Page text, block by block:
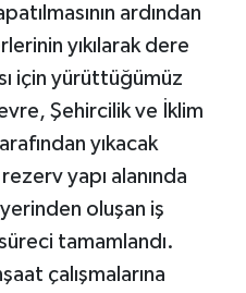
ardından
yıkılarak dere
için yürüttüğümüz
Şehircilik ve İklim
yıkacak
yapı alanında
oluşan iş
tamamlandı.
çalışmalarına